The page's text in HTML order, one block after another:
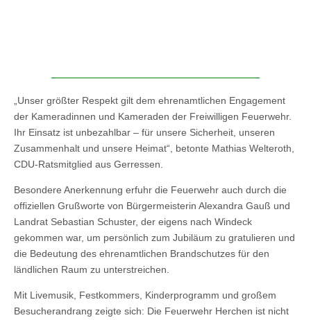
„Unser größter Respekt gilt dem ehrenamtlichen Engagement
der Kameradinnen und Kameraden der Freiwilligen Feuerwehr.
Ihr Einsatz ist unbezahlbar – für unsere Sicherheit, unseren
Zusammenhalt und unsere Heimat“, betonte Mathias Welteroth,
CDU-Ratsmitglied aus Gerressen.
Besondere Anerkennung erfuhr die Feuerwehr auch durch die
offiziellen Grußworte von Bürgermeisterin Alexandra Gauß und
Landrat Sebastian Schuster, der eigens nach Windeck
gekommen war, um persönlich zum Jubiläum zu gratulieren und
die Bedeutung des ehrenamtlichen Brandschutzes für den
ländlichen Raum zu unterstreichen.
Mit Livemusik, Festkommers, Kinderprogramm und großem
Besucherandrang zeigte sich: Die Feuerwehr Herchen ist nicht